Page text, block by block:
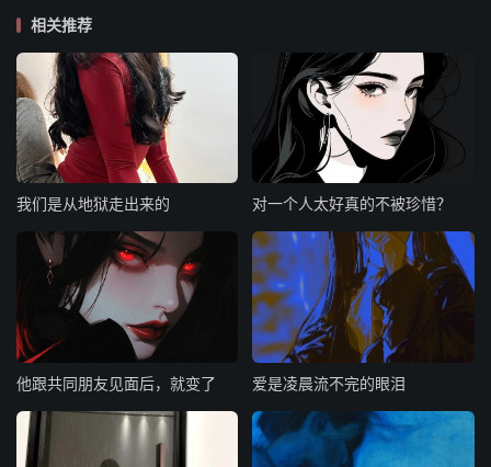
相关推荐
我们是从地狱走出来的 对一个人太好真的不被珍惜？
他跟共同朋友见面后，就变了 爱是凌晨流不完的眼泪